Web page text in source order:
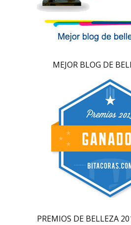
MEJOR BLOG DE
PREMIOS DE BELLEZA